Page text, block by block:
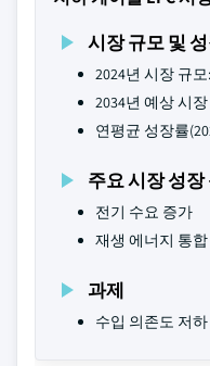
시장 규모 및
2024년 시장 규모
2034년 예상 시장
연평균 성장률
주요 시장 성장
전기 수요 증가
재생 에너지 통합
과제
수입 의존도 저하